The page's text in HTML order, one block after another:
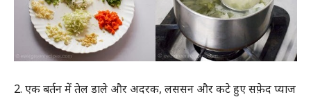
2. एक बर्तन में तेल डाले और अदरक, लससन और कटे हुए सफ़ेद प्याज